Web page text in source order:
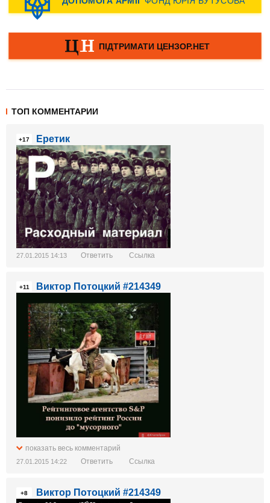
ТОП КОММЕНТАРИИ
+17 Еретик
27.01.2015 14:13 Ответить Ссылка
+11 Виктор Потоцкий #214349
показать весь комментарий
27.01.2015 14:22 Ответить Ссылка
+8 Виктор Потоцкий #214349